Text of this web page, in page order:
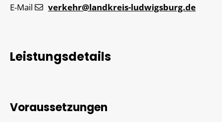
E-Mail
verkehr@landkreis-ludwigsburg.de
Leistungsdetails
Voraussetzungen